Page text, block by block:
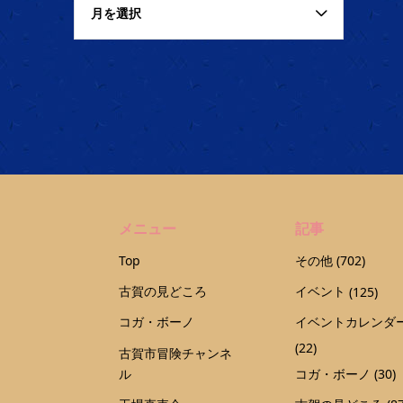
月を選択
メニュー
Top
古賀の見どころ
コガ・ボーノ
古賀市冒険チャンネ
ル
記事
その他 (702)
イベント (125)
イベントカレンダ
(22)
コガ・ボーノ (30)